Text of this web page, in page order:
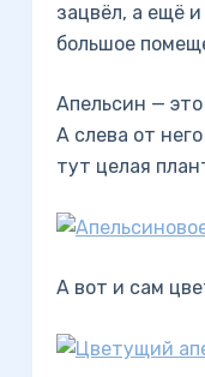
зацвёл, а ещё
большое
Апельсин —
А слева от
тут целая
А вот и сам